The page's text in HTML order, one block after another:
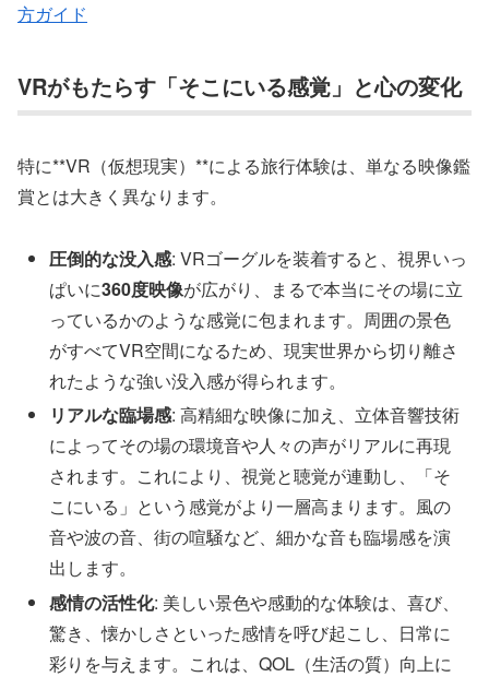
方ガイド
VRがもたらす「そこにいる感覚」と心の変化
特に**VR（仮想現実）**による旅行体験は、単なる映像鑑
賞とは大きく異なります。
圧倒的な没入感: VRゴーグルを装着すると、視界いっ
ぱいに360度映像が広がり、まるで本当にその場に立
っているかのような感覚に包まれます。周囲の景色
がすべてVR空間になるため、現実世界から切り離さ
れたような強い没入感が得られます。
リアルな臨場感: 高精細な映像に加え、立体音響技術
によってその場の環境音や人々の声がリアルに再現
されます。これにより、視覚と聴覚が連動し、「そ
こにいる」という感覚がより一層高まります。風の
音や波の音、街の喧騒など、細かな音も臨場感を演
出します。
感情の活性化: 美しい景色や感動的な体験は、喜び、
驚き、懐かしさといった感情を呼び起こし、日常に
彩りを与えます。これは、QOL（生活の質）向上に